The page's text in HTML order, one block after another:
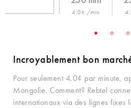
4.0¢ /min
Incroyablement bon
Pour seulement 4.0¢ par minute,
Mongolie. Comment? Rebtel
internationaux via des lignes fixes